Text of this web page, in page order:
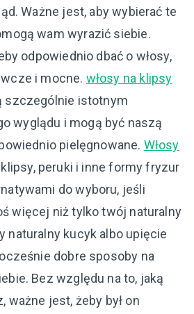
Ważne jest, aby wybierać te
wam wyrazić siebie.
odpowiednio dbać o włosy,
i mocne. włosy na klipsy
szczególnie istotnym
wyglądu i mogą być naszą
pielęgnowane. Włosy
klipsy, peruki i inne formy fryzur
do wyboru, jeśli
więcej niż tylko twój naturalny
naturalny kucyk albo upięcie
dobre sposoby na
Bez względu na to, jaką
jest, żeby był on